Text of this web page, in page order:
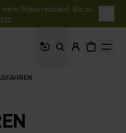
Styles reduziert. Bis zu